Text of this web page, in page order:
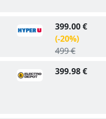
399.00 €
(-20%)
499 €
399.98 €